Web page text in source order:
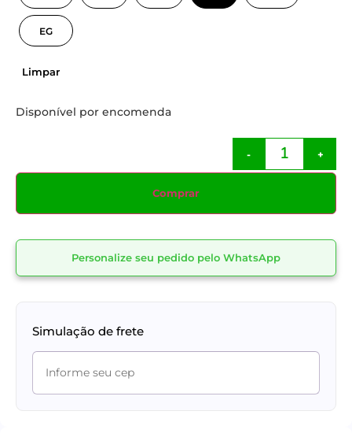
EG
Limpar
Disponível por encomenda
- +
Comprar
Personalize seu pedido pelo WhatsApp
Simulação de frete